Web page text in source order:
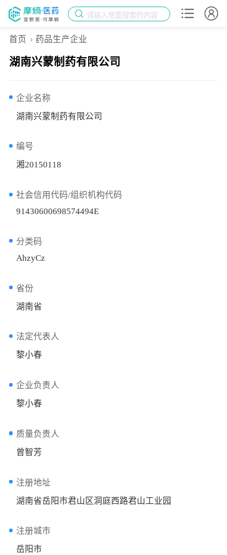
请输入想要搜索的内容
首页 药品生产企业
湖南兴蒙制药有限公司
企业名称
湖南兴蒙制药有限公司
编号
湘20150118
社会信用代码/组织机构代码
91430600698574494E
分类码
AhzyCz
省份
湖南省
法定代表人
黎小春
企业负责人
黎小春
质量负责人
曾智芳
注册地址
湖南省岳阳市君山区洞庭西路君山工业园
注册城市
岳阳市